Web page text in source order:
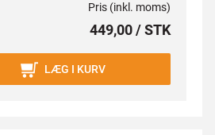
Pris (inkl. moms)
449,00 / STK
LÆG I KURV